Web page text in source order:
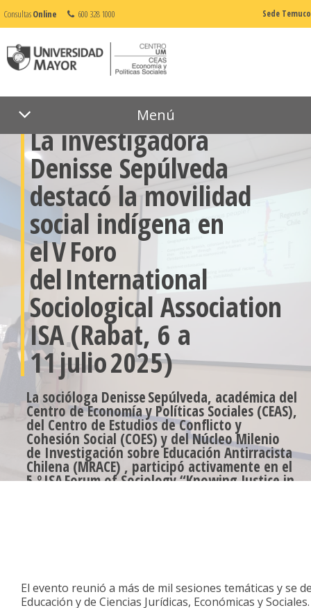
ConsultasOnline 600 328 1000 Sede Temuco
Menú
06 de agosto de 2025
Normal
La investigadora
Denisse Sepúlveda
destacó la movilidad
social indígena en
el V Foro
del International
Sociological Association
ISA (Rabat, 6 a
11 julio 2025)
La socióloga Denisse Sepúlveda, académica del
Centro de Economía y Políticas Sociales (CEAS),
del Centro de Estudios de Conflicto y
Cohesión Social (COES) y del Núcleo Milenio
de Investigación sobre Educación Antirracista
Chilena (MRACE) , participó activamente en el
5.º ISA Forum of Sociology “Knowing Justice in
El evento reunió a más de mil sesiones temáticas y se
Educación y de Ciencias Jurídicas, Económicas y